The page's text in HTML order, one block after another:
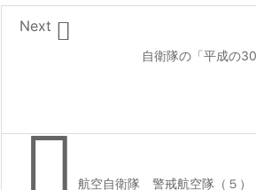
自衛隊の「平成の30

Next
航空自衛隊 警戒航空隊（５）